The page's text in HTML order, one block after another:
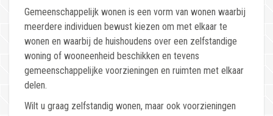
Gemeenschappelijk wonen is een vorm van wonen waarbij
meerdere individuen bewust kiezen om met elkaar te
wonen en waarbij de huishoudens over een zelfstandige
woning of wooneenheid beschikken en tevens
gemeenschappelijke voorzieningen en ruimten met elkaar
delen.
Wilt u graag zelfstandig wonen, maar ook voorzieningen